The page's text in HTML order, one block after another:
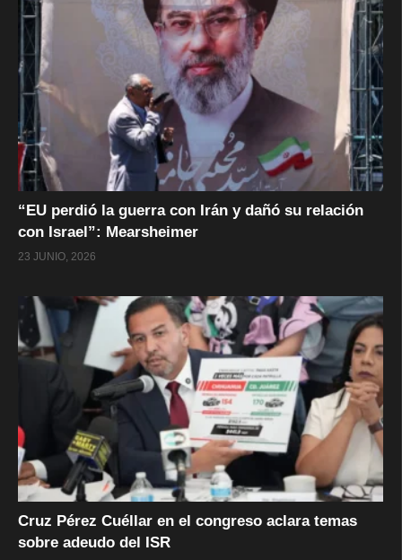
“EU perdió la guerra con Irán y dañó su relación
con Israel”: Mearsheimer
23 JUNIO, 2026
Cruz Pérez Cuéllar en el congreso aclara temas
sobre adeudo del ISR